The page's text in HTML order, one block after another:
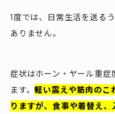
1度では、日常生活を送る
ありません。
症状はホーン・ヤール重症
ます。軽い震えや筋肉のこ
りますが、食事や着替え